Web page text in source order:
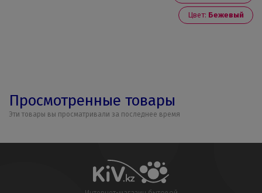
Цвет: Бежевый
Просмотренные товары
Эти товары вы просматривали за последнее время